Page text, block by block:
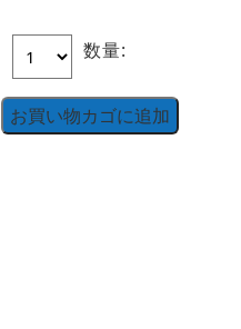
数量:
お買い物カゴに追加